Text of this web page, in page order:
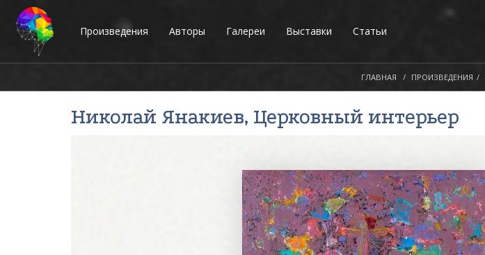
Произведения Авторы Галереи Выставки Статьи
ГЛАВНАЯ ПРОИЗВЕДЕНИЯ
Николай Янакиев, Церковный интерьер